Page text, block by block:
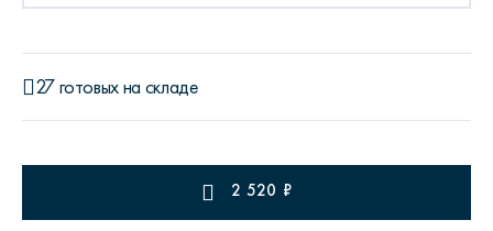
27 готовых на складе
2 520 ₽